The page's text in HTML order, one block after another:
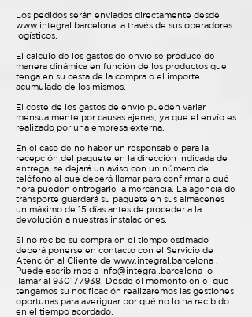
Los pedidos serán enviados directamente desde
www.integral.barcelona a través de sus operadores
logísticos.
El cálculo de los gastos de envío se produce de
manera dinámica en función de los productos que
tenga en su cesta de la compra o el importe
acumulado de los mismos.
El coste de los gastos de envío pueden variar
mensualmente por causas ajenas, ya que el envío es
realizado por una empresa externa.
En el caso de no haber un responsable para la
recepción del paquete en la dirección indicada de
entrega, se dejará un aviso con un número de
teléfono al que deberá llamar para confirmar a qué
hora pueden entregarle la mercancía. La agencia de
transporte guardará su paquete en sus almacenes
un máximo de 15 días antes de proceder a la
devolución a nuestras instalaciones.
Si no recibe su compra en el tiempo estimado
deberá ponerse en contacto con el Servicio de
Atención al Cliente de www.integral.barcelona
Puede escribirnos a info@integral.barcelona o
llamar al 930177938 . Desde el momento en el que
tengamos su notificación realizaremos las gestiones
oportunas para averiguar por qué no lo ha recibido
en el tiempo acordado.